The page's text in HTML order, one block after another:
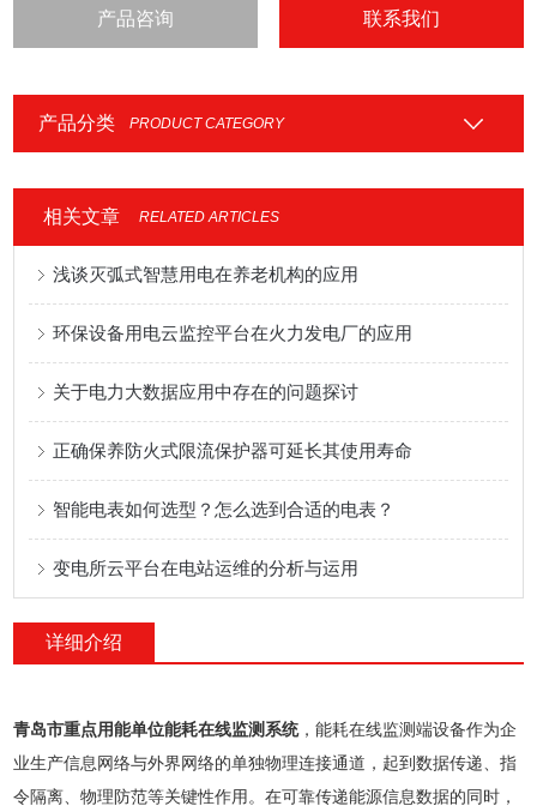
产品咨询 联系我们
产品分类 PRODUCT CATEGORY
相关文章 RELATED ARTICLES
浅谈灭弧式智慧用电在养老机构的应用
环保设备用电云监控平台在火力发电厂的应用
关于电力大数据应用中存在的问题探讨
正确保养防火式限流保护器可延长其使用寿命
智能电表如何选型？怎么选到合适的电表？
变电所云平台在电站运维的分析与运用
详细介绍
青岛市重点用能单位能耗在线监测系统，能耗在线监测端设备作为企
业生产信息网络与外界网络的单独物理连接通道，起到数据传递、指
令隔离、物理防范等关键性作用。在可靠传递能源信息数据的同时，